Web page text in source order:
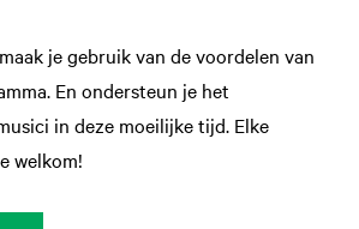
je gebruik van de voordelen van
En ondersteun je het
in deze moeilijke tijd. Elke
welkom!